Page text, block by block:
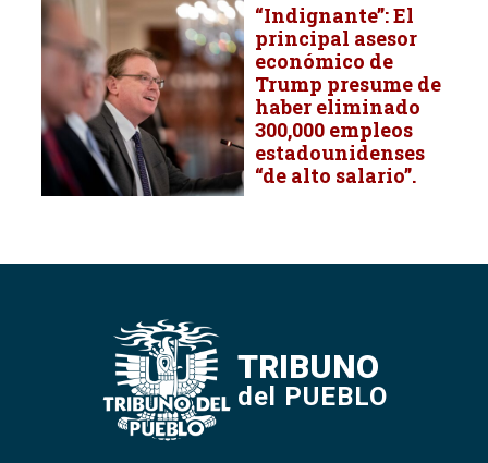
“Indignante”: El
principal asesor
económico de
Trump presume de
haber eliminado
300,000 empleos
estadounidenses
“de alto salario”.
TRIBUNO
del PUEBLO